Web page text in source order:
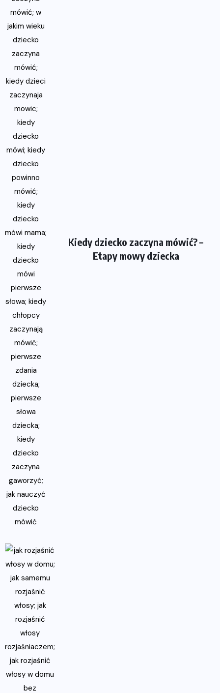
Kiedy dziecko zaczyna mówić? –
Etapy mowy dziecka